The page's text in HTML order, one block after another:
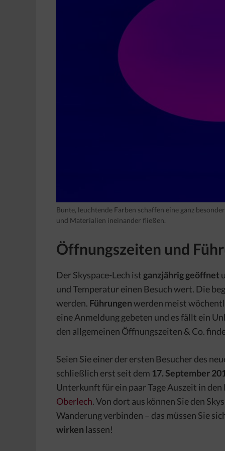
Bunte, leuchtende Farben schaffen eine ganz
und Materialien ineinander fließen.
Öffnungszeiten und
Der Skyspace-Lech ist ganzjährig geöffnet
und Temperatur einen Besuch wert. Die
werden. Führungenwerden meist
eine Anmeldung gebeten und es fällt ein
den allgemeinen Öffnungszeiten & Co.
Seien Sie einer der ersten Besucher des
schließlich erst seit dem 17. September
Unterkunft für ein paar Tage Auszeit in den
Oberlech. Von dort aus können Sie den
Wanderung verbinden – das müssen Sie
wirken lassen!